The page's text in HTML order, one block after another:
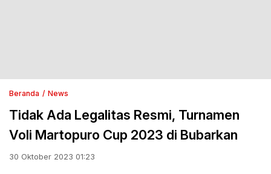
Beranda News
Tidak Ada Legalitas Resmi, Turnamen
Voli Martopuro Cup 2023 di Bubarkan
30 Oktober 2023 01:23